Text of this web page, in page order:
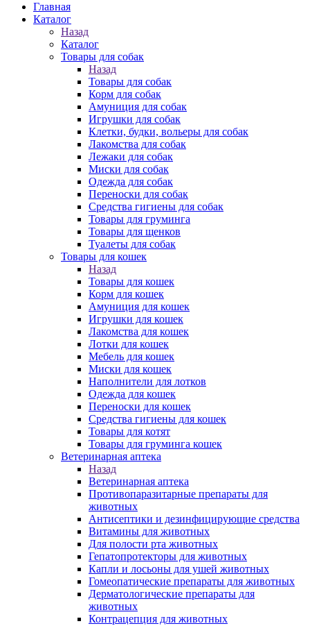
Главная
Каталог
Назад
Каталог
Товары для собак
Назад
Товары для собак
Корм для собак
Амуниция для собак
Игрушки для собак
Клетки, будки, вольеры для собак
Лакомства для собак
Лежаки для собак
Миски для собак
Одежда для собак
Переноски для собак
Средства гигиены для собак
Товары для груминга
Товары для щенков
Туалеты для собак
Товары для кошек
Назад
Товары для кошек
Корм для кошек
Амуниция для кошек
Игрушки для кошек
Лакомства для кошек
Лотки для кошек
Мебель для кошек
Миски для кошек
Наполнители для лотков
Одежда для кошек
Переноски для кошек
Средства гигиены для кошек
Товары для котят
Товары для груминга кошек
Ветеринарная аптека
Назад
Ветеринарная аптека
Противопаразитарные препараты для
животных
Антисептики и дезинфицирующие средства
Витамины для животных
Для полости рта животных
Гепатопротекторы для животных
Капли и лосьоны для ушей животных
Гомеопатические препараты для животных
Дерматологические препараты для
животных
Контрацепция для животных